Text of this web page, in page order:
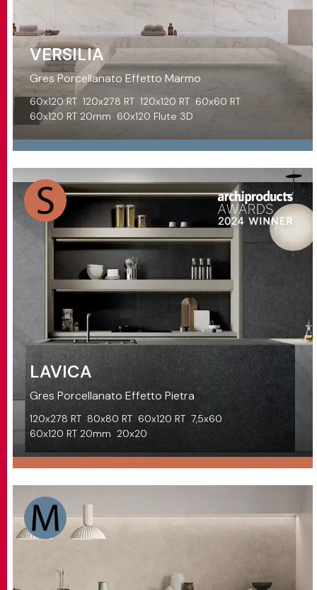
VERSILIA
Gres Porcellanato Effetto Marmo
60x120 RT 120x278 RT 120x120 RT 60x60 RT
60x120 RT 20mm 60x120 Flute 3D
LAVICA
Gres Porcellanato Effetto Pietra
120x278 RT 80x80 RT 60x120 RT 7,5x60
60x120 RT 20mm 20x20